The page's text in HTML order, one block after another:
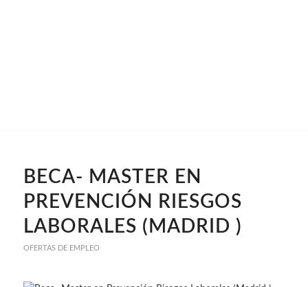
BECA- MASTER EN
PREVENCIÓN RIESGOS
LABORALES (MADRID )
OFERTAS DE EMPLEO